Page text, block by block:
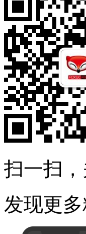
扫一扫
发现更